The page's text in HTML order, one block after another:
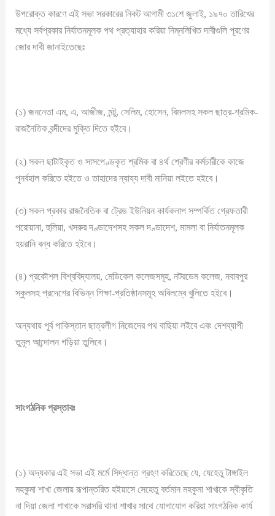
উপরোক্ত কারণে এই সভা সরকারের নিকট আগামী ৩১শে জুলাই, ১৯৭০ তারিখের
মধ্যে সর্বপ্রকার নির্যাতনমূলক পথ প্রত্যাহার করিয়া নিম্নলিখিত দাবীগুলি পূরণের
জোর দাবী জানাইতেছেঃ
(১) জননেতা এম, এ, আজীজ, মন্টু, সেলিম, হোসেন, বিমলসহ সকল ছাত্র-শ্রমিক-
রাজনৈতিক বন্দীদের মুক্তি দিতে হইবে।
(২) সকল ছাটাইকৃত ও সাসপেণ্ডকৃত শ্রমিক বা ৪র্থ শ্রেণীর কর্মচারীকে কাজে
পুনর্বহাল করিতে হইতে ও তাহাদের ন্যায্য দাবী মানিয়া লইতে হইবে।
(৩) সকল প্রকার রাজনৈতিক বা ট্রেড ইউনিয়ন কার্যকলাপ সম্পর্কিত গ্রেফতারী
পরোয়ানা, হুলিয়া, খসরুর দণ্ডাদেশসহ সকল দণ্ডাদেশ, মামলা বা নির্যাতনমূলক
হয়রানি বন্ধ করিতে হইবে।
(৪) প্রকৌশল বিশ্ববিদ্যালয়, মেডিকেল কলেজসমূহ, নটরডেম কলেজ, নবাবপুর
স্কুলসহ প্রদেশের বিভিন্ন শিক্ষা-প্রতিষ্ঠানসমূহ অবিলম্বে খুলিতে হইবে।
অন্যথায় পূর্ব পাকিস্তান ছাত্রলীগ নিজেদের পথ বাছিয়া লইবে এবং দেশব্যাপী
তুমূল আন্দোলন গড়িয়া তুলিবে।
সাংগঠনিক প্রস্তাবঃ
(১) অদ্যকার এই সভা এই মর্মে সিদ্ধান্ত গ্রহণ করিতেছে যে, যেহেতু টাঙ্গাইল
মহকুমা শাখা জেলায় রূপান্তরিত হইয়াসে সেহেতু বর্তমান মহকুমা শাখাকে স্বীকৃতি
না দিয়া জেলা শাখাকে সরাসরি থানা শাখার সাথে যোগাযোগ করিয়া সাংগঠনিক কার্য